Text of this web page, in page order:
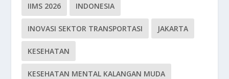
IIMS 2026 INDONESIA
INOVASI SEKTOR TRANSPORTASI JAKARTA
KESEHATAN
KESEHATAN MENTAL KALANGAN MUDA